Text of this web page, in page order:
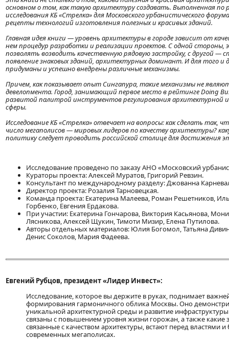
основном о том, как такую архитектуру создавать. Выполненная по
исследования КБ «Стрелка» для Московского урбанистического
рецепты технологий изготовления полезных и красивых зданий.
Главная идея книги — уровень архитектуры в городе зависит от
нем процедур разработки и реализации проектов. С одной
позволять возводить качественную рядовую застройку, с другой —
появление знаковых зданий, архитектурных доминант. И для того и
придуманы и успешно внедрены различные механизмы.
Причем, как показывает опыт Сингапура, такие механизмы не
девелопмента. Город, занимающий первое место в рейтинге Doing
развитой палитрой инструментов регулирования архитектурной
сферы.
Исследование КБ «Стрелка» отвечает на вопросы: как сделать так,
число мегаполисов — мировых лидеров по качеству архитектуры?
политику следует проводить российской столице для достижения
Исследование проведено по заказу АНО «Московский
Кураторы проекта: Алексей Муратов, Григорий Ревзин.
Консультант по международному разделу: Джованна
Директор проекта: Розалия Тарновецкая.
Команда проекта: Екатерина Малеева, Роман Решетников,
Горбенко, Евгения Ердакова.
При участии: Екатерина Гончарова, Виктория Касьянова,
Лясникова, Алексей Щукин, Тимоти Мизир, Елена Путилова.
Авторы отдельных материалов: Юлия Богомол, Татьяна
Денис Соколов, Мария Фадеева.
Евгений Рубцов, президент «Лидер Инвест»:
Исследование, которое вы держите в руках, поднимает
формирования гармоничного облика Москвы. Оно
уникальной архитектурной среды и развитие
связаны с повышением уровня жизни горожан, а также какие
связанные с качеством архитектуры, встают перед властями и
современных мегаполисах.